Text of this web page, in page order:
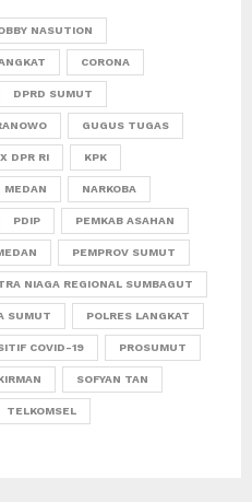
NASUTION
CORONA
DPRD SUMUT
GUGUS TUGAS
DPR RI KPK
MEDAN NARKOBA
PDIP PEMKAB ASAHAN
PEMPROV SUMUT
NIAGA REGIONAL SUMBAGUT
SUMUT POLRES LANGKAT
COVID-19 PROSUMUT
SOFYAN TAN
TELKOMSEL